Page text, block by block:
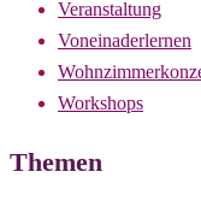
Veranstaltung
Voneinaderlernen
Workshops
Themen